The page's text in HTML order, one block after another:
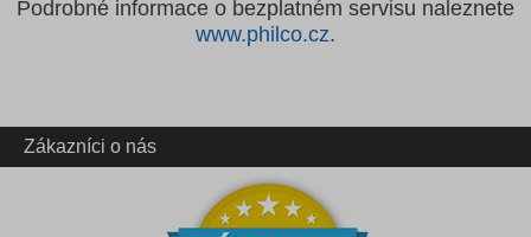
Podrobné informace o bezplatném servisu naleznete
www.philco.cz.
Zákazníci o nás